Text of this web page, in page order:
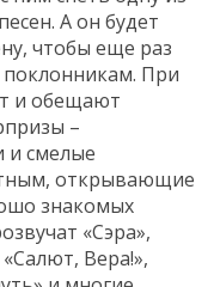
А он будет
чтобы еще раз
При
и обещают
–
и смелые
открывающие
знакомых
«Сэра»,
«Салют, Вера!»,